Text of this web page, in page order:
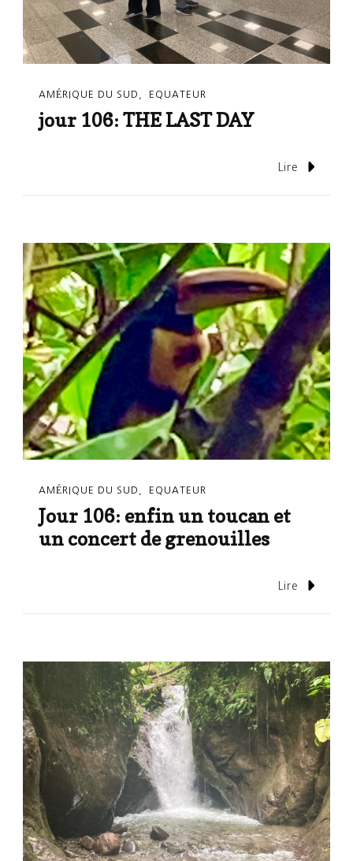
AMÉRIQUE DU SUD EQUATEUR
jour 106: THE LAST DAY
Lire
AMÉRIQUE DU SUD EQUATEUR
Jour 106: enfin un toucan et
un concert de grenouilles
Lire